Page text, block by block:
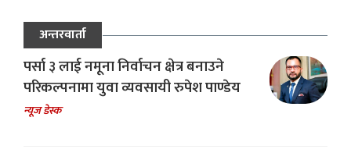
अन्तरवार्ता
पर्सा ३ लाई नमूना निर्वाचन क्षेत्र बनाउने
परिकल्पनामा युवा व्यवसायी रुपेश पाण्डेय
न्यूज डेस्क